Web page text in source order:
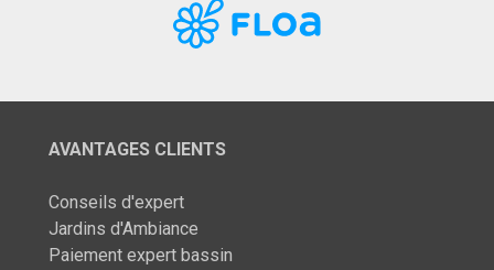
AVANTAGES CLIENTS
Conseils d'expert
Jardins d'Ambiance
Paiement expert bassin